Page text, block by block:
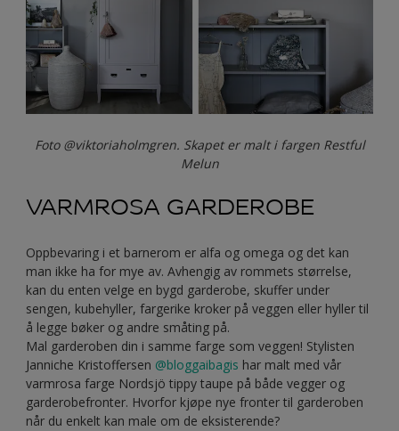
Foto @viktoriaholmgren. Skapet er malt i fargen Restful
Melun
VARMROSA GARDEROBE
Oppbevaring i et barnerom er alfa og omega og det kan
man ikke ha for mye av. Avhengig av rommets størrelse,
kan du enten velge en bygd garderobe, skuffer under
sengen, kubehyller, fargerike kroker på veggen eller hyller til
å legge bøker og andre småting på.
Mal garderoben din i samme farge som veggen! Stylisten
Janniche Kristoffersen @bloggaibagis har malt med vår
varmrosa farge Nordsjö tippy taupe på både vegger og
garderobefronter. Hvorfor kjøpe nye fronter til garderoben
når du enkelt kan male om de eksisterende?